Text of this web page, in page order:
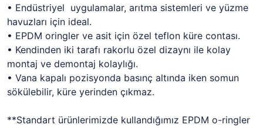
• Endüstriyel uygulamalar, arıtma sistemleri ve yüzme
havuzları için ideal.
• EPDM oringler ve asit için özel teflon küre contası.
• Kendinden iki tarafı rakorlu özel dizaynı ile kolay
montaj ve demontaj kolaylığı.
• Vana kapalı pozisyonda basınç altında iken somun
sökülebilir, küre yerinden çıkmaz.
**Standart ürünlerimizde kullandığımız EPDM o-ringler